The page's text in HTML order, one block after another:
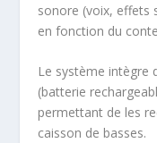
sonore (voix, effets
en fonction du
Le système intègre
(batterie
permettant de les
caisson de basses.